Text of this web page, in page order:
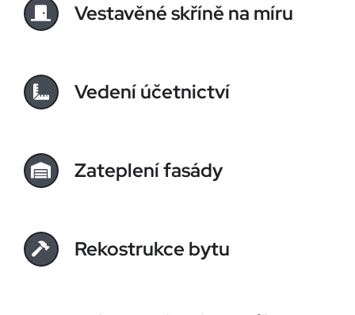
Vestavěné skříně na míru
Vedení účetnictví
Zateplení fasády
Rekostrukce bytu